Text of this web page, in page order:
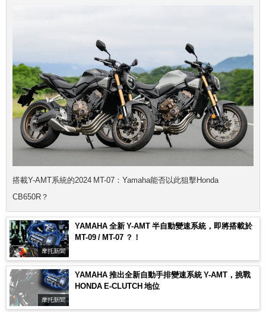
搭載Y-AMT系統的2024 MT-07：Yamaha能否以此狙擊Honda
CB650R？
摩托新聞
YAMAHA 全新 Y-AMT 半自動變速系統，即將搭載於
MT-09 / MT-07 ？！
摩托新聞
YAMAHA 推出全新自動手排變速系統 Y-AMT，挑戰
HONDA E-CLUTCH 地位